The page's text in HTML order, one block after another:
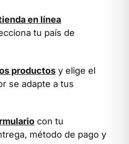
en línea
tu país de
productos y elige el
se adapte a tus
con tu
método de pago y